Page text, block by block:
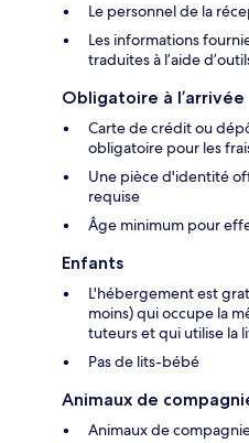
Le personnel de la
Les informations
traduites à l’aide
Obligatoire à l’arrivée
Carte de crédit ou
obligatoire pour les
Une pièce d'identité
requise
Âge minimum pour
Enfants
L'hébergement est
moins) qui occupe la
tuteurs et qui utilise la
Pas de lits-bébé
Animaux de
Animaux de